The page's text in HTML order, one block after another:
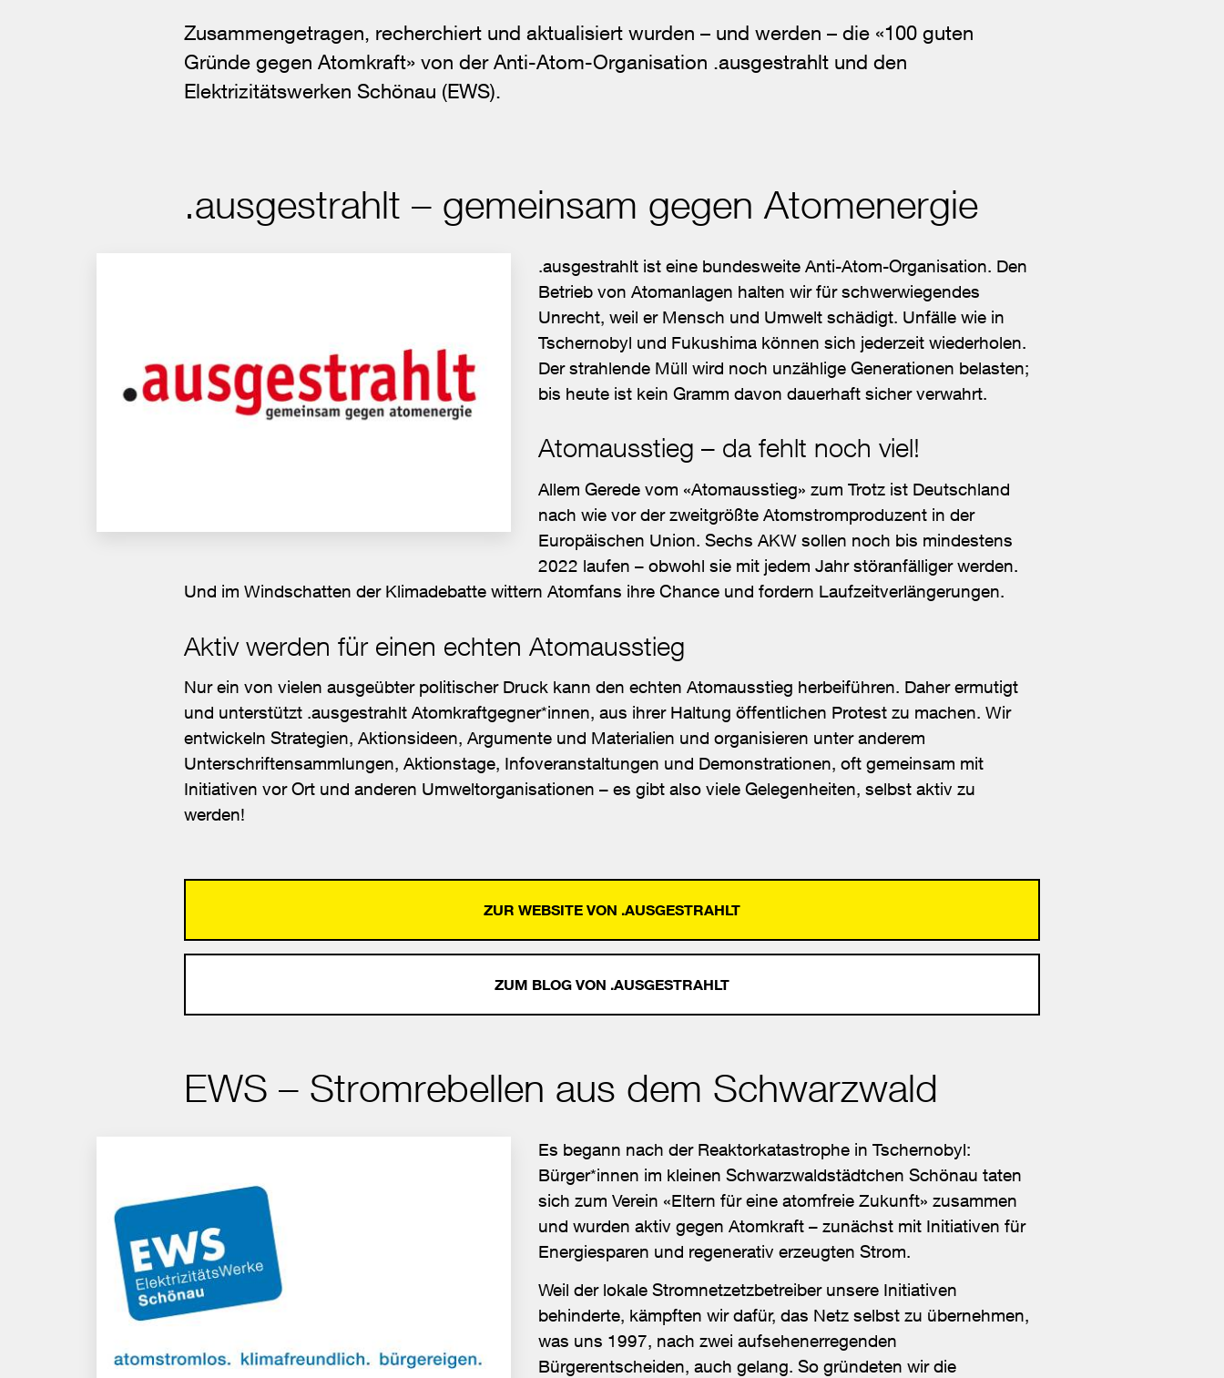
Zusammengetragen, recherchiert und aktualisiert wurden – und werden – die «100 guten
Gründe gegen Atomkraft» von der Anti-Atom-Organisation .ausgestrahlt und den
Elektrizitätswerken Schönau (EWS).
.ausgestrahlt – gemeinsam gegen Atomenergie
.ausgestrahlt ist eine bundesweite Anti-Atom-Organisation. Den
Betrieb von Atomanlagen halten wir für schwerwiegendes
Unrecht, weil er Mensch und Umwelt schädigt. Unfälle wie in
Tschernobyl und Fukushima können sich jederzeit wiederholen.
Der strahlende Müll wird noch unzählige Generationen belasten;
bis heute ist kein Gramm davon dauerhaft sicher verwahrt.
Atomausstieg – da fehlt noch viel!
Allem Gerede vom «Atomausstieg» zum Trotz ist Deutschland
nach wie vor der zweitgrößte Atomstromproduzent in der
Europäischen Union. Sechs AKW sollen noch bis mindestens
2022 laufen – obwohl sie mit jedem Jahr störanfälliger werden.
Und im Windschatten der Klimadebatte wittern Atomfans ihre Chance und fordern Laufzeitverlängerungen.
Aktiv werden für einen echten Atomausstieg
Nur ein von vielen ausgeübter politischer Druck kann den echten Atomausstieg herbeiführen. Daher ermutigt
und unterstützt .ausgestrahlt Atomkraftgegner*innen, aus ihrer Haltung öffentlichen Protest zu machen. Wir
entwickeln Strategien, Aktionsideen, Argumente und Materialien und organisieren unter anderem
Unterschriftensammlungen, Aktionstage, Infoveranstaltungen und Demonstrationen, oft gemeinsam mit
Initiativen vor Ort und anderen Umweltorganisationen – es gibt also viele Gelegenheiten, selbst aktiv zu
werden!
ZUR WEBSITE VON .AUSGESTRAHLT
ZUM BLOG VON .AUSGESTRAHLT
EWS – Stromrebellen aus dem Schwarzwald
Es begann nach der Reaktorkatastrophe in Tschernobyl:
Bürger*innen im kleinen Schwarzwaldstädtchen Schönau taten
sich zum Verein «Eltern für eine atomfreie Zukunft» zusammen
und wurden aktiv gegen Atomkraft – zunächst mit Initiativen für
Energiesparen und regenerativ erzeugten Strom.
Weil der lokale Stromnetzetzbetreiber unsere Initiativen
behinderte, kämpften wir dafür, das Netz selbst zu übernehmen,
was uns 1997, nach zwei aufsehenerregenden
Bürgerentscheiden, auch gelang. So gründeten wir die